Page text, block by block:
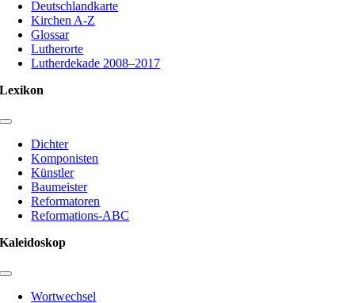
Deutschlandkarte
Kirchen A-Z
Glossar
Lutherorte
Lutherdekade 2008–2017
Lexikon
Toggle
Navigation
Dichter
Komponisten
Künstler
Baumeister
Reformatoren
Reformations-ABC
Kaleidoskop
Toggle
NavigationWortwechsel